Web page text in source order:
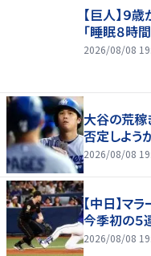
【巨人】９
「睡眠８時
2026/08/08
大谷の荒稼
否定しよう
2026/08/08
【中日】マ
今季初の５
2026/08/08